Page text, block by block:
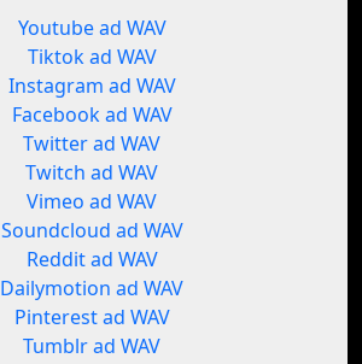
Youtube ad WAV
Tiktok ad WAV
Instagram ad WAV
Facebook ad WAV
Twitter ad WAV
Twitch ad WAV
Vimeo ad WAV
Soundcloud ad WAV
Reddit ad WAV
Dailymotion ad WAV
Pinterest ad WAV
Tumblr ad WAV